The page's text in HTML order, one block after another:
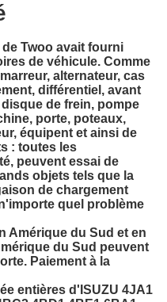
Twoo avait fourni
de véhicule. Comme
alternateur, cas
différentiel, avant
de frein, pompe
porte, poteaux,
équipent et ainsi de
: toutes les
peuvent essai de
objets tels que la
de chargement
quel problème
Amérique du Sud et en
du Sud peuvent
Paiement à la
entières d'ISUZU 4JA1